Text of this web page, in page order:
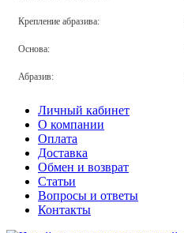
Крепление абразива:
Основа:
Абразив:
Личный кабинет
О компании
Оплата
Доставка
Обмен и возврат
Статьи
Вопросы и ответы
Контакты